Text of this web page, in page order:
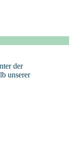
der
unserer